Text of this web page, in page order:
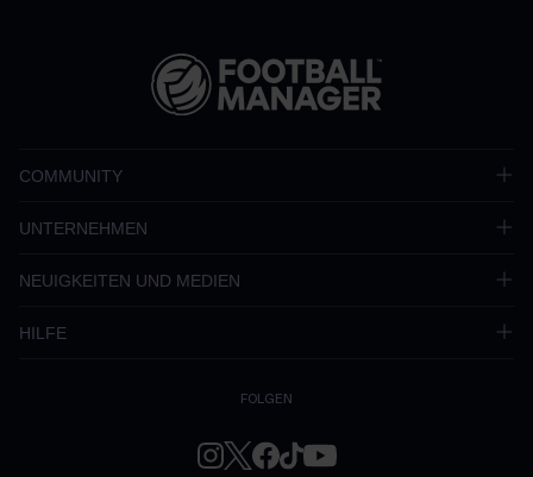
COMMUNITY
UNTERNEHMEN
NEUIGKEITEN UND MEDIEN
HILFE
FOLGEN